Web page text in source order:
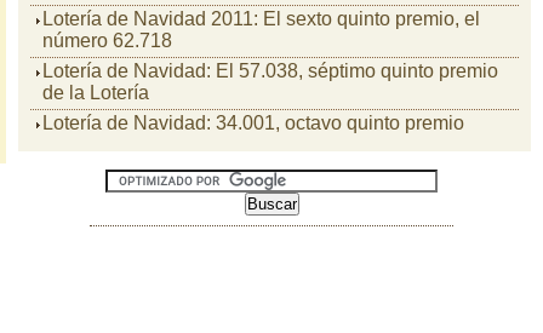
Lotería de Navidad 2011: El sexto quinto premio, el
número 62.718
Lotería de Navidad: El 57.038, séptimo quinto premio
de la Lotería
Lotería de Navidad: 34.001, octavo quinto premio